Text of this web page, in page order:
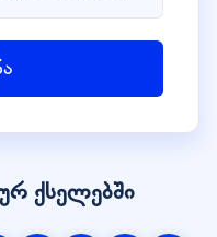
ქსელებში